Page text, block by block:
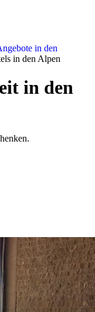
in den
in den Alpen
in den